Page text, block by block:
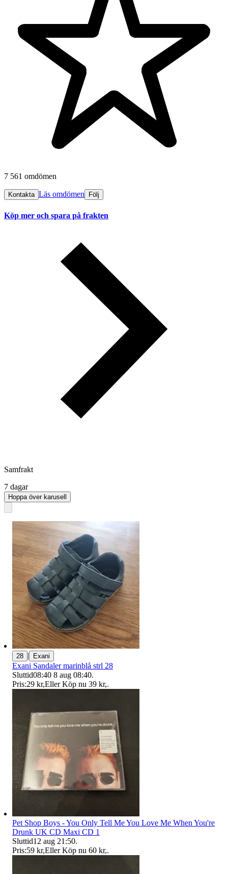
7 561 omdömen
Kontakta Läs omdömen Följ
Köp mer och spara på frakten
Samfrakt
7 dagar
Hoppa över karusell
28 | Exani
Exani Sandaler marinblå strl 28
Sluttid08:40 8 aug 08:40.
Pris:29 kr,Eller Köp nu 39 kr,.
Pet Shop Boys - You Only Tell Me You Love Me When You're
Drunk UK CD Maxi CD 1
Sluttid12 aug 21:50.
Pris:59 kr,Eller Köp nu 60 kr,.